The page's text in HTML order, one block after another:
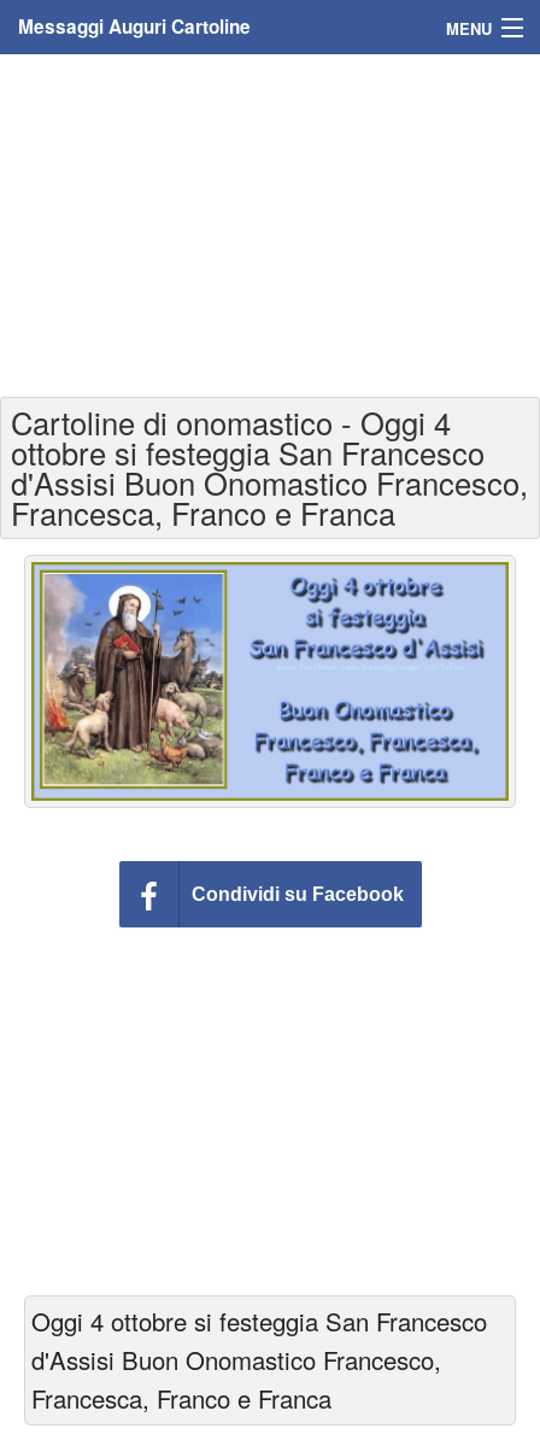
Messaggi Auguri Cartoline MENU
Cartoline auguri anni
Cartoline giorni anno
Cartoline giorni settimana
Cartoline musicali
Cartoline animate
Accedi
Cartoline di onomastico - Oggi 4
ottobre si festeggia San Francesco
d'Assisi Buon Onomastico Francesco,
Francesca, Franco e Franca
Condividi su Facebook
Oggi 4 ottobre si festeggia San Francesco
d'Assisi Buon Onomastico Francesco,
Francesca, Franco e Franca